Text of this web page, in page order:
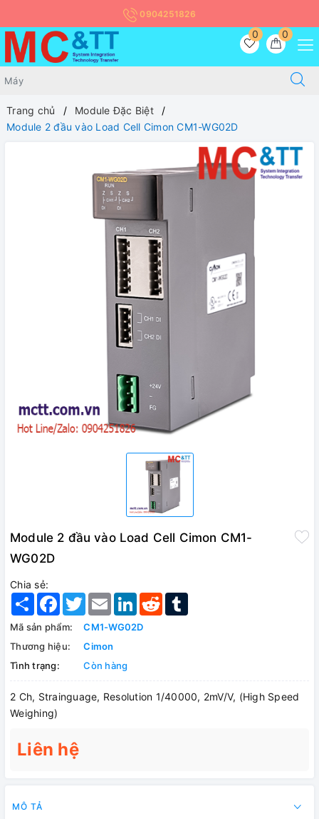
0904251826
0
0
Trang chủ
Module Đặc Biệt
Module 2 đầu vào Load Cell Cimon CM1-WG02D
Module 2 đầu vào Load Cell Cimon CM1-
WG02D
Chia sẻ:
Share Facebook
TwitterEmail LinkedInReddit
Mã sản phẩm:
CM1-WG02D
Thương hiệu:
Cimon
Tình trạng:
Còn hàng
2 Ch, Strainguage, Resolution 1/40000, 2mV/V, (High Speed
Weighing)
Liên hệ
MÔ TẢ